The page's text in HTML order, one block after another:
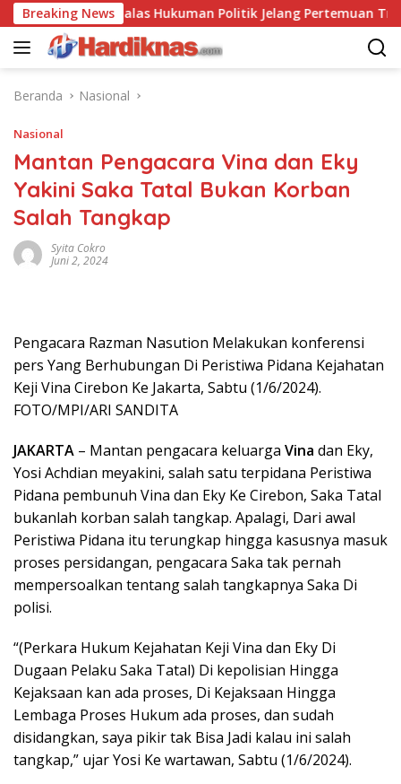
Langsung
ke
konten
Breaking News
Saling Balas Hukuman Politik Jelang Pertemuan Trump
Beranda Nasional
Nasional
Mantan Pengacara Vina dan Eky
Yakini Saka Tatal Bukan Korban
Salah Tangkap
Syita Cokro
Juni 2, 2024
Pengacara Razman Nasution Melakukan konferensi
pers Yang Berhubungan Di Peristiwa Pidana Kejahatan
Keji Vina Cirebon Ke Jakarta, Sabtu (1/6/2024).
FOTO/MPI/ARI SANDITA
JAKARTA – Mantan pengacara keluarga Vina dan Eky,
Yosi Achdian meyakini, salah satu terpidana Peristiwa
Pidana pembunuh Vina dan Eky Ke Cirebon, Saka Tatal
bukanlah korban salah tangkap. Apalagi, Dari awal
Peristiwa Pidana itu terungkap hingga kasusnya masuk
proses persidangan, pengacara Saka tak pernah
mempersoalkan tentang salah tangkapnya Saka Di
polisi.
“(Perkara Hukum Kejahatan Keji Vina dan Eky Di
Dugaan Pelaku Saka Tatal) Di kepolisian Hingga
Kejaksaan kan ada proses, Di Kejaksaan Hingga
Lembaga Proses Hukum ada proses, dan sudah
disidangkan, saya pikir tak Bisa Jadi kalau ini salah
tangkap,” ujar Yosi Ke wartawan, Sabtu (1/6/2024).